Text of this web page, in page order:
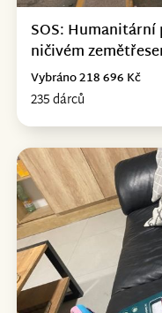
SOS:
ničivém
235 dárců
Vybráno 218 696 Kč